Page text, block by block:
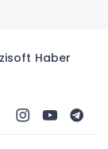
Haber